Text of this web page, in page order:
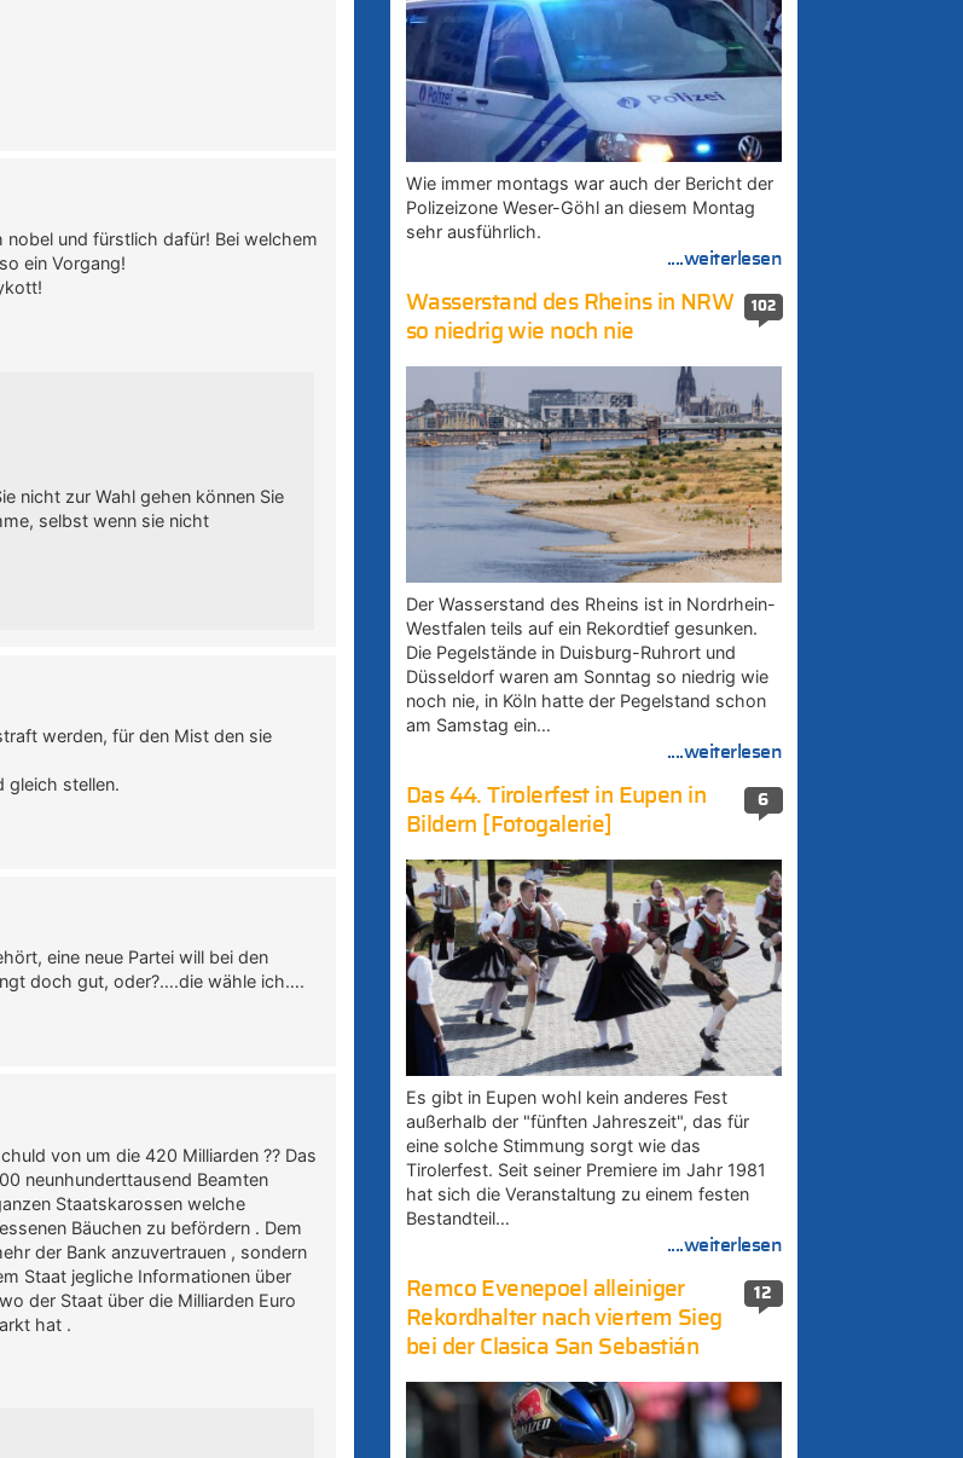
und fürstlich dafür! Bei welchem
ein Vorgang!
nicht zur Wahl gehen können Sie
selbst wenn sie nicht
werden, für den Mist den sie
gleich stellen.
eine neue Partei will bei den
doch gut, oder?….die wähle ich….
von um die 420 Milliarden ?? Das
neunhunderttausend Beamten
Staatskarossen welche
Bäuchen zu befördern . Dem
der Bank anzuvertrauen , sondern
Staat jegliche Informationen über
der Staat über die Milliarden Euro
hat .
Wie immer montags war auch der Bericht der
Polizeizone Weser-Göhl an diesem Montag
sehr ausführlich.
....weiterlesen
102
Wasserstand des Rheins in NRW
so niedrig wie noch nie
Der Wasserstand des Rheins ist in Nordrhein-
Westfalen teils auf ein Rekordtief gesunken.
Die Pegelstände in Duisburg-Ruhrort und
Düsseldorf waren am Sonntag so niedrig wie
noch nie, in Köln hatte der Pegelstand schon
am Samstag ein…
....weiterlesen
6
Das 44. Tirolerfest in Eupen in
Bildern [Fotogalerie]
Es gibt in Eupen wohl kein anderes Fest
außerhalb der "fünften Jahreszeit", das für
eine solche Stimmung sorgt wie das
Tirolerfest. Seit seiner Premiere im Jahr 1981
hat sich die Veranstaltung zu einem festen
Bestandteil…
....weiterlesen
12
Remco Evenepoel alleiniger
Rekordhalter nach viertem Sieg
bei der Clasica San Sebastián